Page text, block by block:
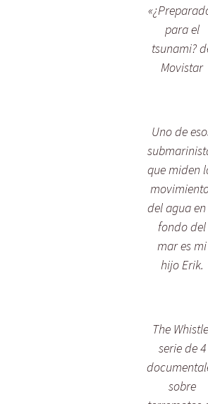
para el
tsunami?
Movistar
Uno de
que miden
del agua en
fondo del
mar es mi
hijo Erik.
The
serie de 4
sobre